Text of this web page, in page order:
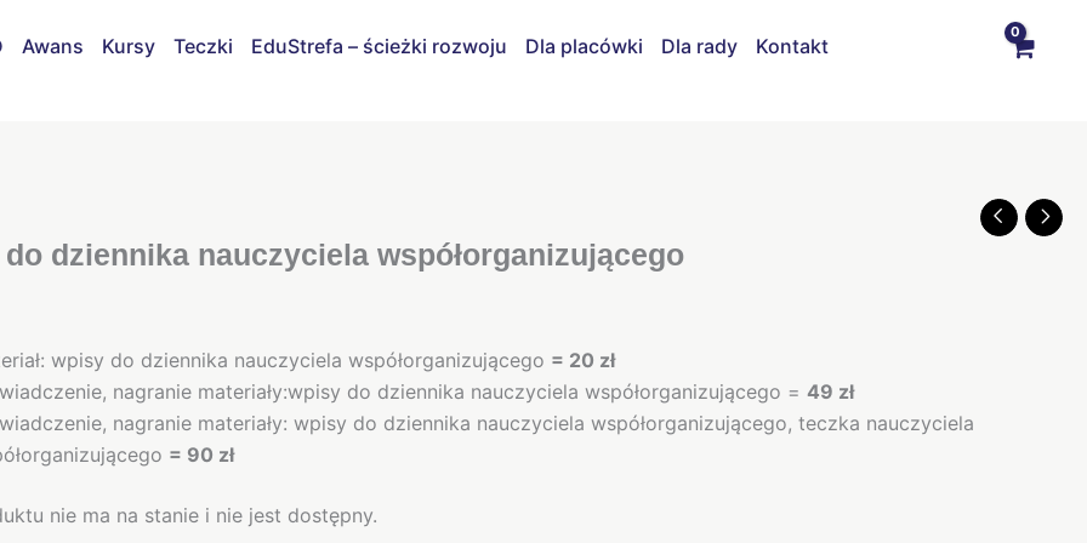
Awans Kursy Teczki EduStrefa – ścieżki rozwoju Dla placówki Dla rady
Kontakt
dziennika nauczyciela współorganizującego
wpisy do dziennika nauczyciela współorganizującego = 20 zł
nagranie materiały:wpisy do dziennika nauczyciela współorganizującego =49 zł
nagranie materiały: wpisy do dziennika nauczyciela współorganizującego, teczka nauczyciela
= 90 zł
nie ma na stanie i nie jest dostępny.